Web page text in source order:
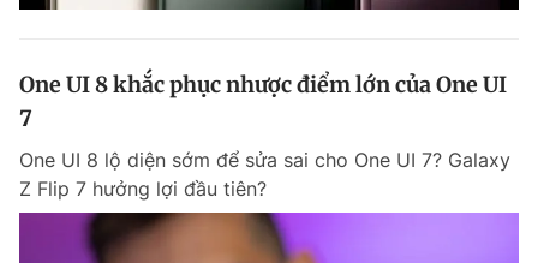
One UI 8 khắc phục nhược điểm lớn của One UI
7
One UI 8 lộ diện sớm để sửa sai cho One UI 7? Galaxy
Z Flip 7 hưởng lợi đầu tiên?